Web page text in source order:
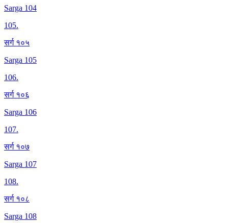
Sarga 104
105.
सर्ग १०५
Sarga 105
106.
सर्ग १०६
Sarga 106
107.
सर्ग १०७
Sarga 107
108.
सर्ग १०८
Sarga 108